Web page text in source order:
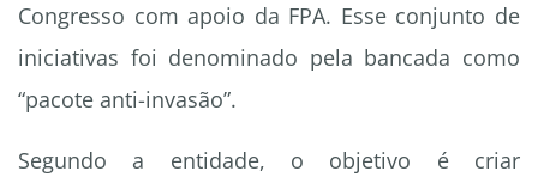
Congresso com apoio da FPA. Esse conjunto de
iniciativas foi denominado pela bancada como
“pacote anti-invasão”.
Segundo a entidade, o objetivo é criar